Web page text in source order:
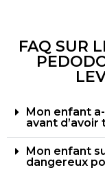
FAQ SUR
Mon enfant
avant
Mon enfant
dangereux